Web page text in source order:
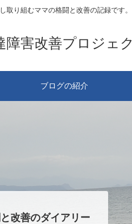
取り組むママの格闘と改善の記録です。
障害改善プロジェ
ブログの紹介
改善のダイアリー